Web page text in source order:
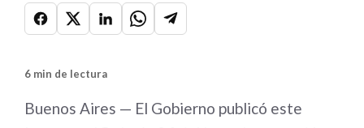
6 min de lectura
Buenos Aires — El Gobierno publicó este